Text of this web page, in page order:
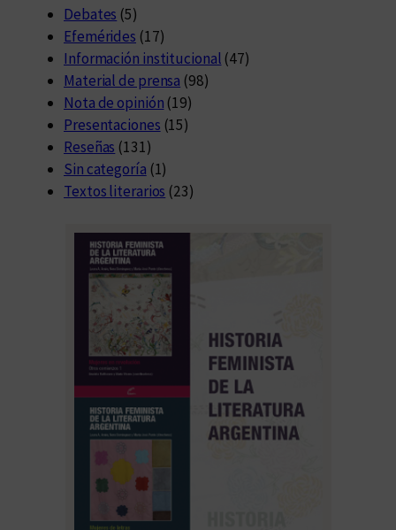
Debates (5)
Efemérides (17)
Información institucional (47)
Material de prensa (98)
Nota de opinión (19)
Presentaciones (15)
Reseñas (131)
Sin categoría (1)
Textos literarios (23)